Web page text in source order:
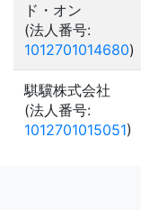
ド・オン
(法人番号:
1012701014680)
騏驥株式会社
(法人番号:
1012701015051)